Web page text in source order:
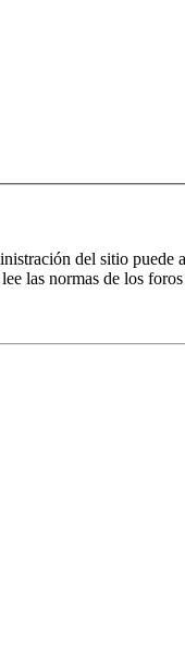
del sitio puede
las normas de los